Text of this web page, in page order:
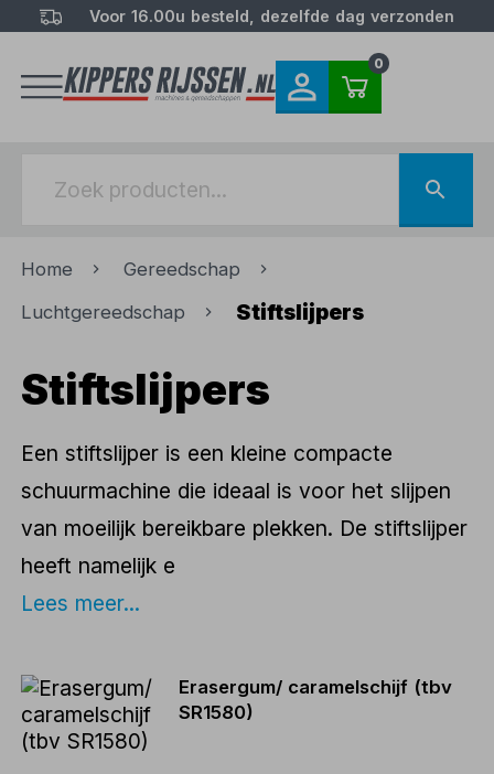
Voor 16.00u besteld, dezelfde dag verzonden
0
Home
Gereedschap
Luchtgereedschap
Stiftslijpers
Stiftslijpers
Een stiftslijper is een kleine compacte
schuurmachine die ideaal is voor het slijpen
van moeilijk bereikbare plekken. De stiftslijper
heeft namelijk e
Lees meer...
Erasergum/ caramelschijf (tbv
SR1580)